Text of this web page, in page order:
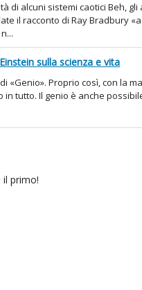
di alcuni sistemi caotici Beh,
il racconto di Ray Bradbury
sulla scienza e vita
«Genio». Proprio così, con la
tutto. Il genio è anche
primo!